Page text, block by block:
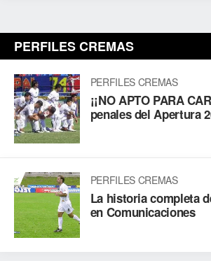
PERFILES CREMAS
PERFILES CREMAS
¡¡NO APTO PARA
penales del Apertura
PERFILES CREMAS
La historia completa
en Comunicaciones